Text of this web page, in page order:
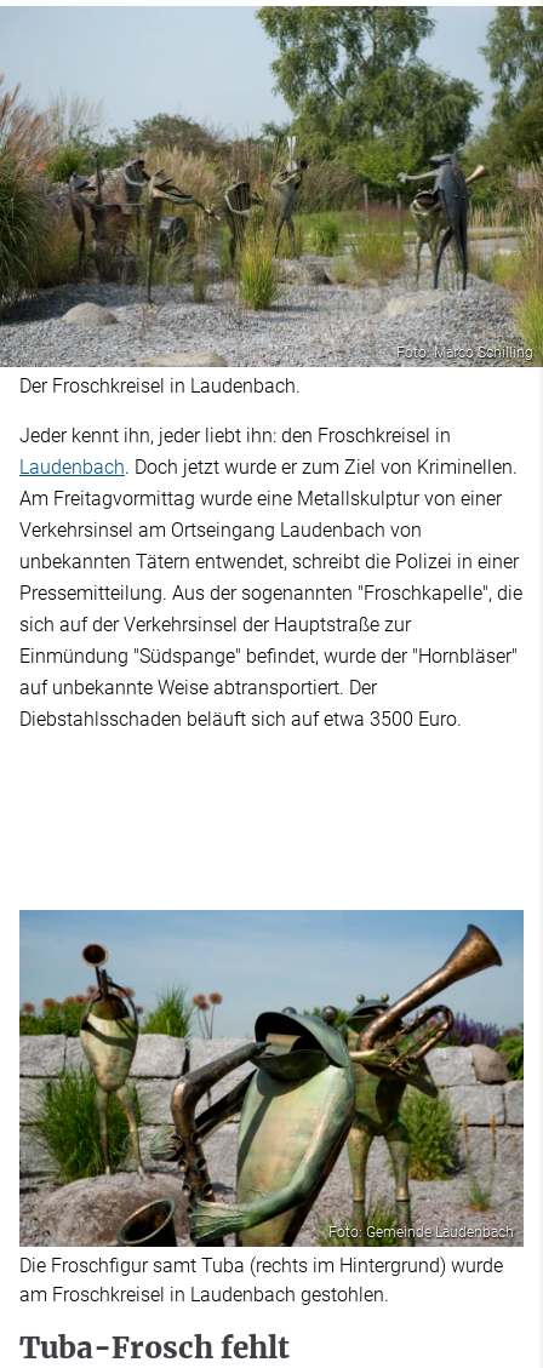
Foto: Marco Schilling
Der Froschkreisel in Laudenbach.
Jeder kennt ihn, jeder liebt ihn: den Froschkreisel in
Laudenbach. Doch jetzt wurde er zum Ziel von Kriminellen.
Am Freitagvormittag wurde eine Metallskulptur von einer
Verkehrsinsel am Ortseingang Laudenbach von
unbekannten Tätern entwendet, schreibt die Polizei in einer
Pressemitteilung. Aus der sogenannten "Froschkapelle", die
sich auf der Verkehrsinsel der Hauptstraße zur
Einmündung "Südspange" befindet, wurde der "Hornbläser"
auf unbekannte Weise abtransportiert. Der
Diebstahlsschaden beläuft sich auf etwa 3500 Euro.
Foto: Gemeinde Laudenbach
Die Froschfigur samt Tuba (rechts im Hintergrund) wurde
am Froschkreisel in Laudenbach gestohlen.
Tuba-Frosch fehlt